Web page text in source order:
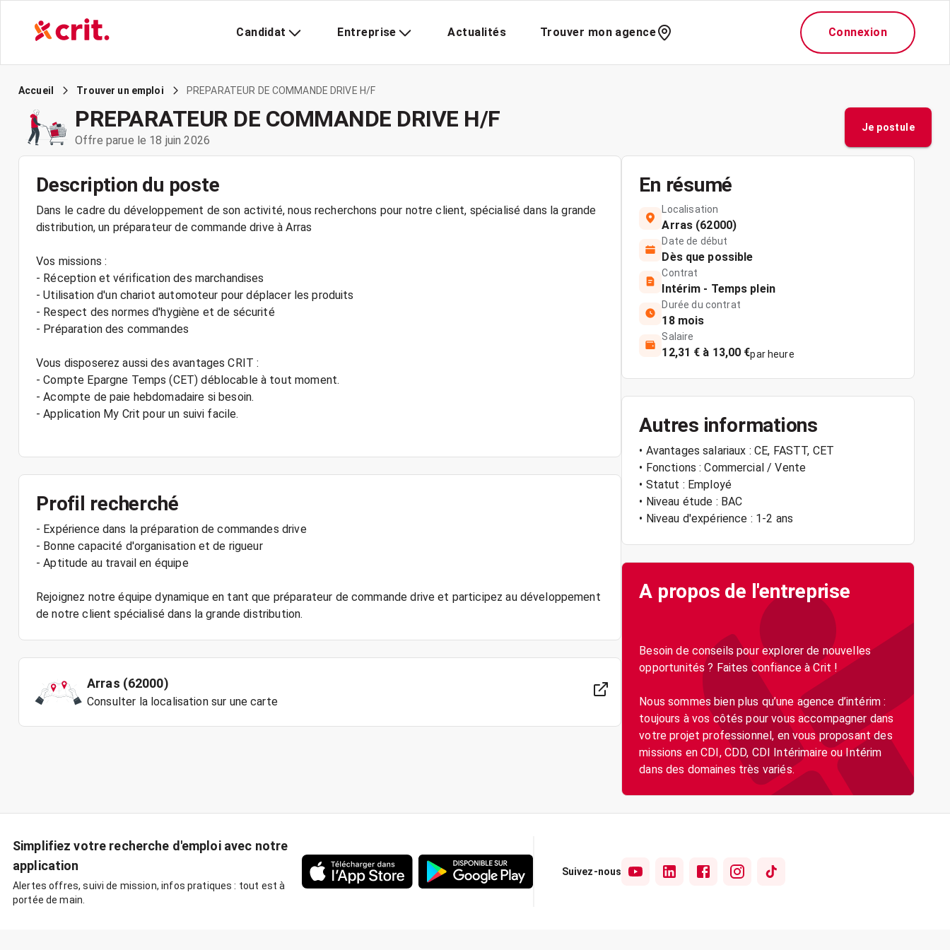
Candidat Entreprise Actualités Trouver mon agence Connexion
Accueil Trouver un emploi PREPARATEUR DE COMMANDE DRIVE H/F
PREPARATEUR DE COMMANDE DRIVE H/F
Offre parue le 18 juin 2026
Je postule
Description du poste
Dans le cadre du développement de son activité, nous recherchons pour notre client, spécialisé dans la grande
distribution, un préparateur de commande drive à Arras
Vos missions :
- Réception et vérification des marchandises
- Utilisation d'un chariot automoteur pour déplacer les produits
- Respect des normes d'hygiène et de sécurité
- Préparation des commandes
Vous disposerez aussi des avantages CRIT :
- Compte Epargne Temps (CET) déblocable à tout moment.
- Acompte de paie hebdomadaire si besoin.
- Application My Crit pour un suivi facile.
Profil recherché
- Expérience dans la préparation de commandes drive
- Bonne capacité d'organisation et de rigueur
- Aptitude au travail en équipe
Rejoignez notre équipe dynamique en tant que préparateur de commande drive et participez au développement
Arras (62000)
Consulter la localisation sur une carte
En résumé
Localisation
Arras (62000)
Date de début
Dès que possible
Contrat
Intérim - Temps plein
Durée du contrat
18 mois
Salaire
12,31 € à 13,00 €par heure
Autres informations
• Avantages salariaux : CE, FASTT, CET
• Fonctions : Commercial / Vente
• Statut : Employé
• Niveau étude : BAC
• Niveau d'expérience : 1-2 ans
A propos de l'entreprise
Besoin de conseils pour explorer de nouvelles
opportunités ? Faites confiance à Crit !
Nous sommes bien plus qu’une agence d’intérim :
toujours à vos côtés pour vous accompagner dans
votre projet professionnel, en vous proposant des
missions en CDI, CDD, CDI Intérimaire ou Intérim
dans des domaines très variés.
Simplifiez votre recherche d'emploi avec notre
application
Alertes offres, suivi de mission, infos pratiques : tout est à
portée de main.
Suivez-nous